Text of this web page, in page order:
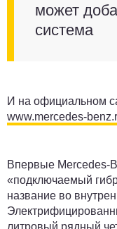
может
система
И на официальном
www.mercedes-
Впервые Mercedes-
«подключаемый
название во
литровый рядный